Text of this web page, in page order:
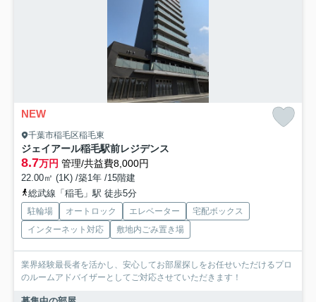
NEW
千葉市稲毛区稲毛東
ジェイアール稲毛駅前レジデンス
8.7万円 管理/共益費8,000円
22.00㎡ (1K) /築1年 /15階建
総武線「稲毛」駅 徒歩5分
駐輪場 オートロック エレベーター
宅配ボックス
インターネット対応
敷地内ごみ置き場
業界経験最長者を活かし、安心してお部屋探しをお任せいただけるプロ
のルームアドバイザーとしてご対応させていただきます！